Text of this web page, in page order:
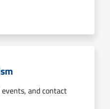
and contact